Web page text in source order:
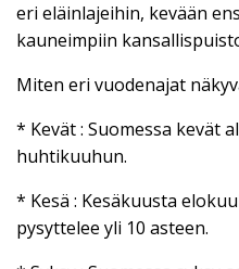
eri eläinlajeihin, kevään
kauneimpiin
Miten eri vuodenajat
* Kevät : Suomessa kevät
huhtikuuhun.
* Kesä : Kesäkuusta
pysyttelee yli 10 asteen.